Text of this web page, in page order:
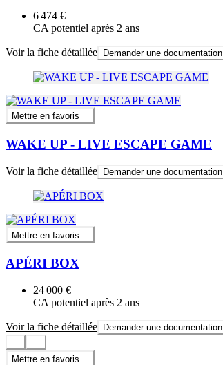
6 474 €
CA potentiel après 2 ans
Voir la fiche détaillée Demander une documentation
Mettre en favoris
WAKE UP - LIVE ESCAPE GAME
Voir la fiche détaillée Demander une documentation
Mettre en favoris
APÉRI BOX
24 000 €
CA potentiel après 2 ans
Voir la fiche détaillée Demander une documentation
Mettre en favoris